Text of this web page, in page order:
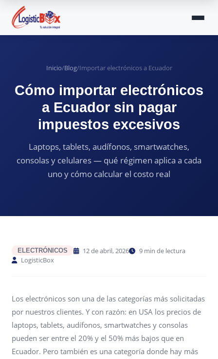
Inicio/Blog/Importar electrónicos a Ecuador
Cómo importar electrónicos
a Ecuador sin pagar
impuestos excesivos
Laptops, tablets, audífonos, smartwatches,
consolas y celulares — qué régimen aplica a cada
uno y cómo calcular el costo real
ELECTRÓNICOS 12 de abril, 2026
9 min de lectura
LogisticBox
Los electrónicos son una de las categorías más solicitadas
por nuestros clientes. Y con razón: en USA los precios de
laptops, tablets, audífonos, smartwatches y consolas
pueden ser entre el 20% y el 50% más bajos que en
Ecuador. Pero también es una categoría donde hay más